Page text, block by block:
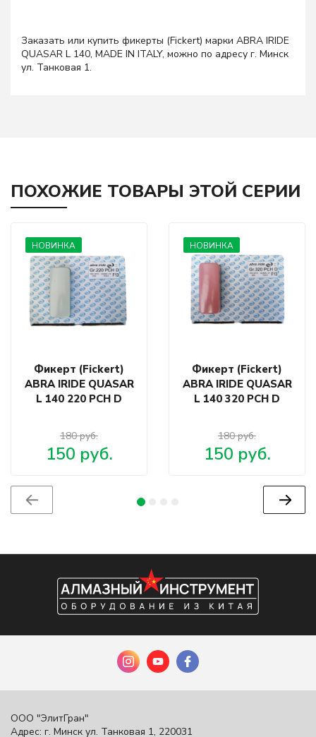
Заказать или купить фикерты (Fickert) марки ABRA IRIDE
QUASAR L 140, MADE IN ITALY, можно по адресу г. Минск
ул. Танковая 1.
ПОХОЖИЕ ТОВАРЫ ЭТОЙ СЕРИИ
НОВИНКА
Фикерт (Fickert)
ABRA IRIDE QUASAR
L 140 220 PCH D
180 руб.
150 руб.
НОВИНКА
Фикерт (Fickert)
ABRA IRIDE QUASAR
L 140 320 PCH D
180 руб.
150 руб.
ООО "ЭлитГран"
Адрес: г. Минск ул. Танковая 1, 220031